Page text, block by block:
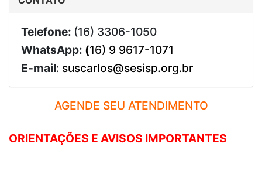
Telefone: (16) 3306-1050
WhatsApp: (16) 9 9617-1071
E-mail: suscarlos@sesisp.org.br
AGENDE SEU ATENDIMENTO
ORIENTAÇÕES E AVISOS IMPORTANTES